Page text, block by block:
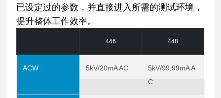
已设定过的参数，并直接进入所需的测试环境，
提升整体工作效率。
446 448
ACW 5kV/20mA AC
5kV/99.99mA A
C